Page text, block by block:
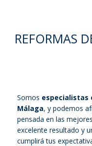
REFORMAS
Somos especialistas
Málaga, y podemos
pensada en las
excelente resultado y
cumplirá tus